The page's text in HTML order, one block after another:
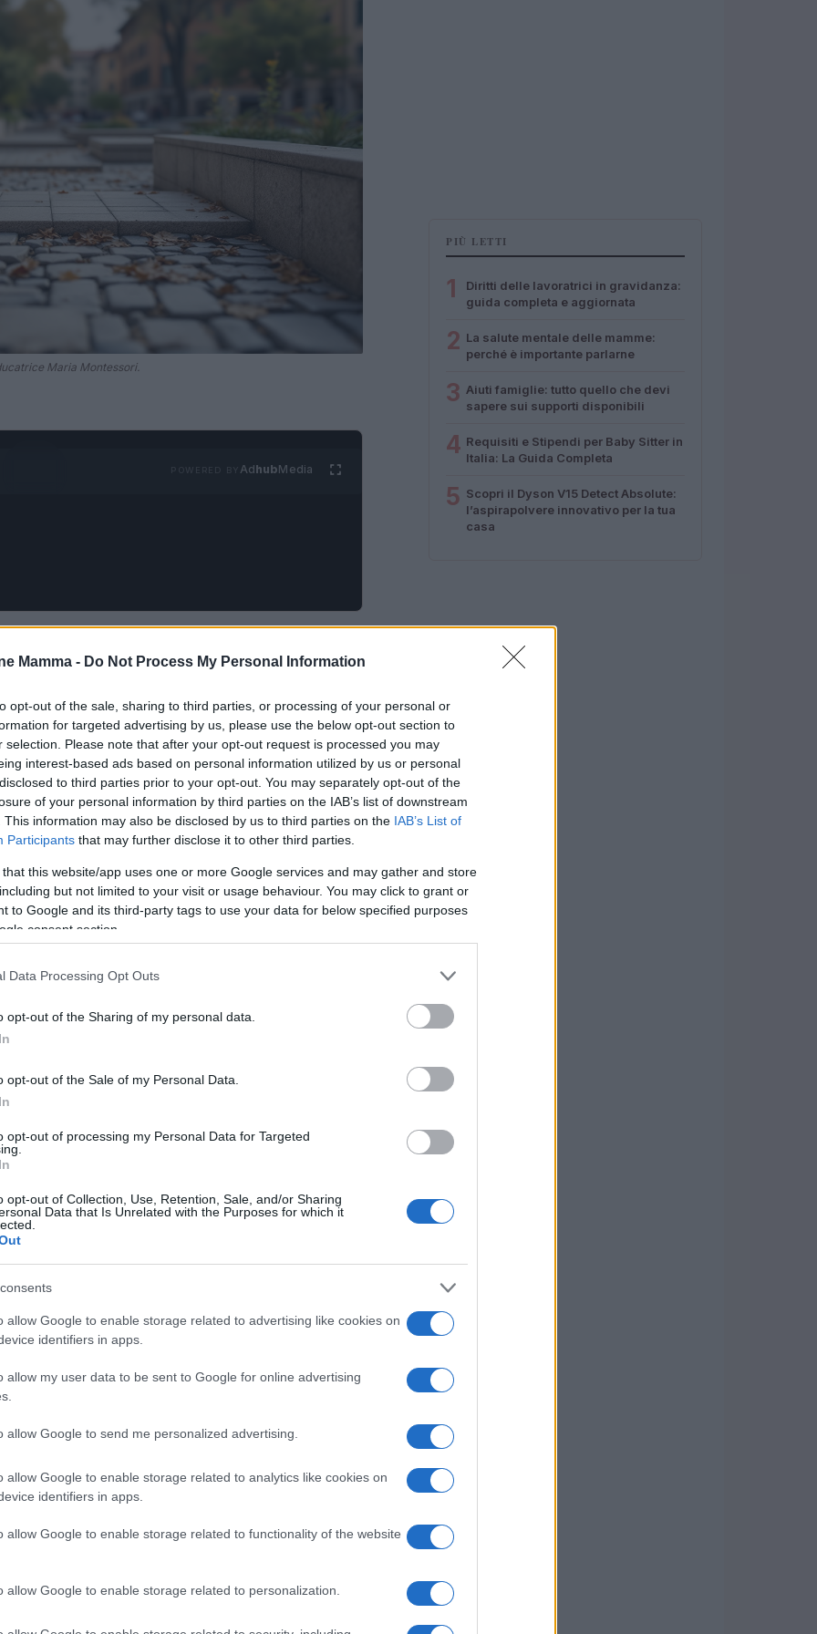
Mamma - Do Not Process My Personal Information
opt-out of the sale, sharing to third parties, or processing of your personal or
for targeted advertising by us, please use the below opt-out section to
selection. Please note that after your opt-out request is processed you may
interest-based ads based on personal information utilized by us or personal
to third parties prior to your opt-out. You may separately opt-out of the
of your personal information by third parties on the IAB’s list of downstream
This information may also be disclosed by us to third parties on the IAB’s List of
Participants that may further disclose it to other third parties.
that this website/app uses one or more Google services and may gather and store
but not limited to your visit or usage behaviour. You may click to grant or
to Google and its third-party tags to use your data for below specified purposes
consent section.
Data Processing Opt Outs
opt-out of the Sharing of my personal data.
opt-out of the Sale of my Personal Data.
opt-out of processing my Personal Data for Targeted
opt-out of Collection, Use, Retention, Sale, and/or Sharing
Data that Is Unrelated with the Purposes for which it
allow Google to enable storage related to advertising like cookies on
identifiers in apps.
allow my user data to be sent to Google for online advertising
allow Google to send me personalized advertising.
allow Google to enable storage related to analytics like cookies on
identifiers in apps.
allow Google to enable storage related to functionality of the website
allow Google to enable storage related to personalization.
Maria Montessori.
AdhubMedia
pedagogista
pubblico dedicato a una delle figure più
Montessori. La giunta comunale ha
questa straordinaria donna, un passo
della città. L’assessora all’Urbanistica e
l’importanza di questo gesto, soprattutto
dell’Educazione. Intitolare una piazza a
della sua opera, ma anche un modo per
suo esempio di innovazione e dedizione
sarà situata nel nuovo quartiere della
rigenerazione urbana che rappresenta un
Questo quartiere, che si sta
è adiacente a vie dedicate ad altre due
Paper e Marie Curie. La presenza di questi
un percorso simbolico che celebra le
alla scienza.
1870 a Chiaravalle, è stata una pioniera nel
PIÙ LETTI
1
Diritti delle lavoratrici in gravidanza:
guida completa e aggiornata
2 La salute mentale delle mamme:
perché è importante parlarne
3 Aiuti famiglie: tutto quello che devi
sapere sui supporti disponibili
4 Requisiti e Stipendi per Baby Sitter in
Italia: La Guida Completa
5 Scopri il Dyson V15 Detect Absolute:
l’aspirapolvere innovativo per la tua
casa